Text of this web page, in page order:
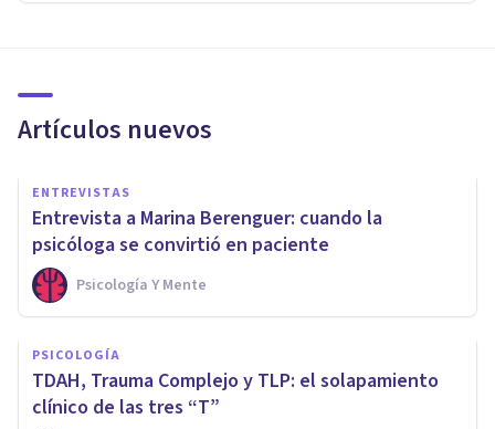
Artículos nuevos
ENTREVISTAS
Entrevista a Marina Berenguer: cuando la
psicóloga se convirtió en paciente
Psicología Y Mente
PSICOLOGÍA
TDAH, Trauma Complejo y TLP: el solapamiento
clínico de las tres “T”